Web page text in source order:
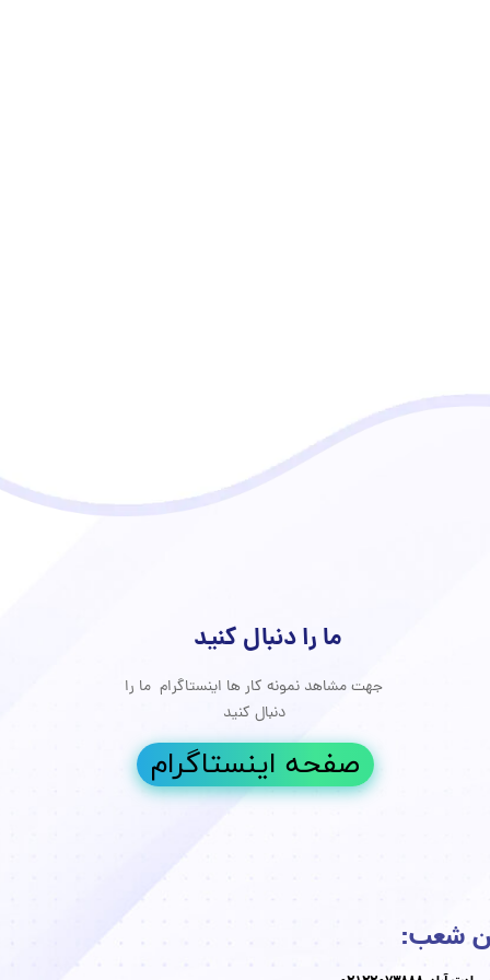
جهت مشاهد نمونه کار ها اینستاگرام ما را
دنبال کنید
ما را دنبال کنید
صفحه اینستاگرام
شعب: